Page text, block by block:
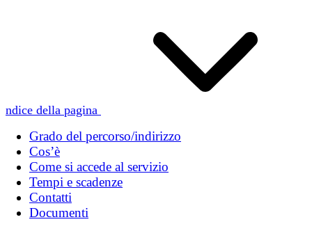
Indice della pagina
Grado del percorso/indirizzo
Cos’è
Come si accede al servizio
Tempi e scadenze
Contatti
Documenti